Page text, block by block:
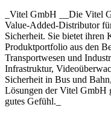
_Vitel GmbH __Die Vitel
Value-Added-Distributor
Sicherheit. Sie bietet ihren
Produktportfolio aus den
Transportwesen und
Infrastruktur,
Sicherheit in Bus und
Lösungen der Vitel GmbH
gutes Gefühl._